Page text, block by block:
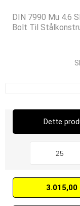
DIN 7990 Mu 4.6
Bolt Til
Dette